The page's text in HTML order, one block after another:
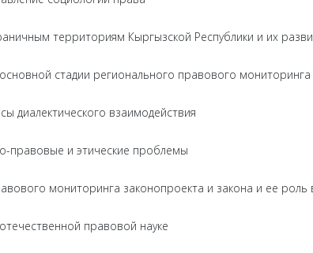
территориям Кыргызской Республики и их
стадии регионального правового
диалектического взаимодействия
правовые и этические проблемы
мониторинга законопроекта и закона и ее
правовой науке